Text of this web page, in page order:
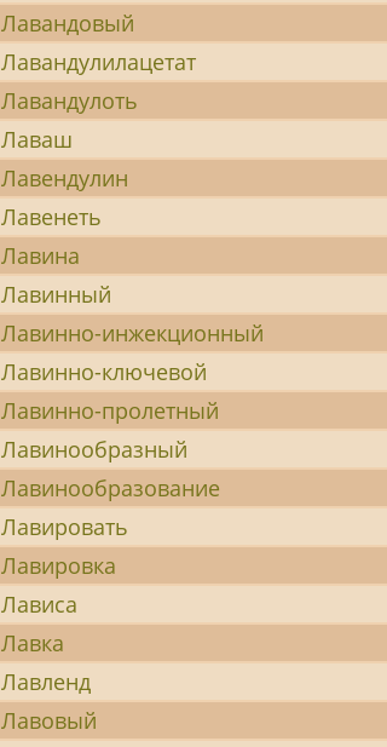
Лавандовый
Лавандулилацетат
Лавандулоть
Лаваш
Лавендулин
Лавенеть
Лавина
Лавинный
Лавинно-инжекционный
Лавинно-ключевой
Лавинно-пролетный
Лавинообразный
Лавинообразование
Лавировать
Лавировка
Лависа
Лавка
Лавленд
Лавовый